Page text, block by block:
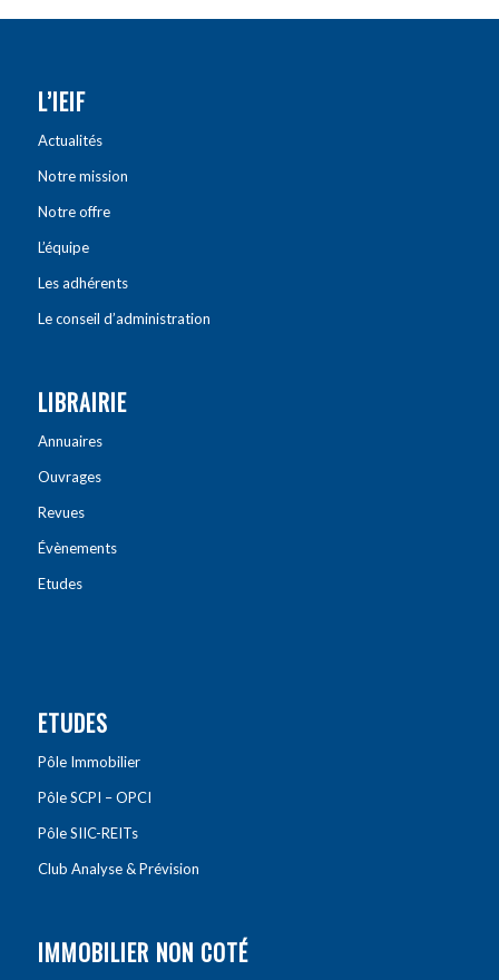
L’IEIF
Actualités
Notre mission
Notre offre
L’équipe
Les adhérents
Le conseil d’administration
LIBRAIRIE
Annuaires
Ouvrages
Revues
Évènements
Etudes
ETUDES
Pôle Immobilier
Pôle SCPI – OPCI
Pôle SIIC-REITs
Club Analyse & Prévision
IMMOBILIER NON COTÉ